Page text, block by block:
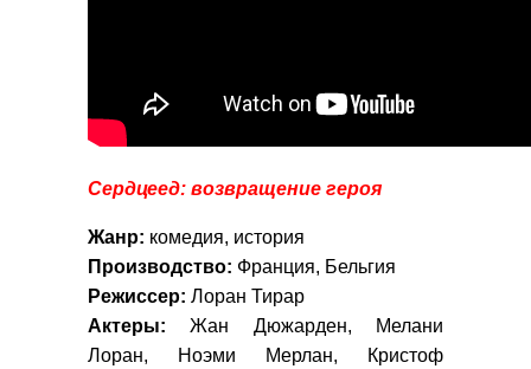
Сердцеед: возвращение героя
Жанр: комедия, история
Производство: Франция, Бельгия
Режиссер: Лоран Тирар
Актеры: Жан Дюжарден, Мелани
Лоран, Ноэми Мерлан, Кристоф